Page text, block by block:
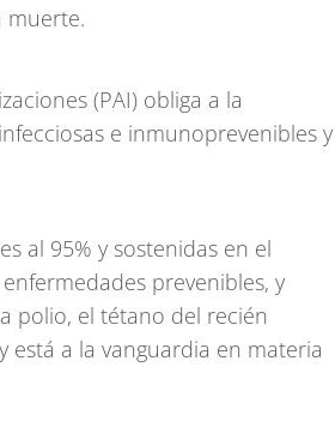
muerte.
(PAI) obliga a la
e inmunoprevenibles y
al 95% y sostenidas en el
prevenibles, y
polio, el tétano del recién
está a la vanguardia en materia